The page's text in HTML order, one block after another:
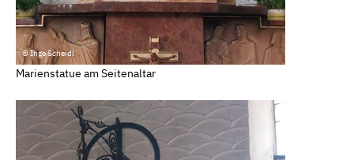
© Inge Scheidl
Marienstatue am Seitenaltar